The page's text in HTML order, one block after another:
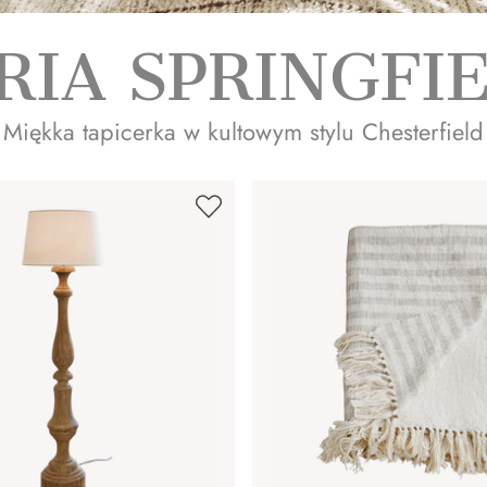
Miękka tapicerka w kultowym stylu Chesterfield